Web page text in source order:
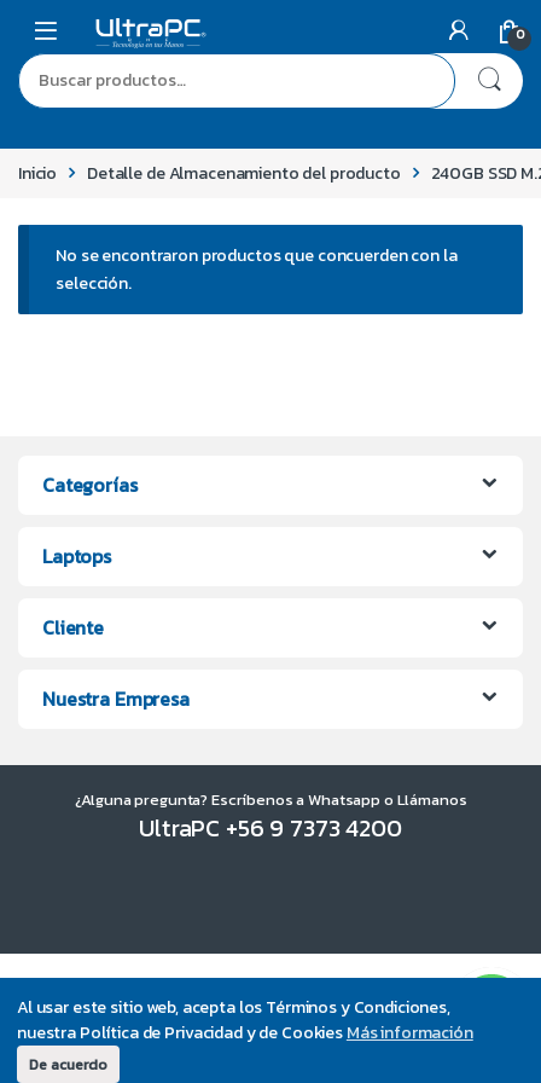
Al usar este sitio web, acepta los Términos y Condiciones,
nuestra Política de Privacidad y de CookiesMás información
De acuerdo
0
Inicio Detalle de Almacenamiento del producto 240GB SSD
No se encontraron productos que concuerden con la
selección.
Categorías
Laptops
Cliente
Nuestra Empresa
¿Alguna pregunta? Escríbenos a Whatsapp o Llámanos
UltraPC +56 9 7373 4200